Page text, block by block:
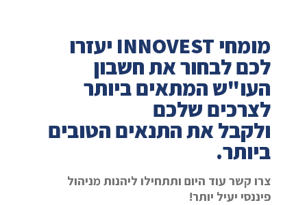
מומחי INNOVEST יעזרו
לכם לבחור את חשבון
העו"ש המתאים ביותר
לצרכים שלכם
ולקבל את התנאים הטובים
ביותר.
צרו קשר עוד היום ותתחילו ליהנות מניהול
פיננסי יעיל יותר!